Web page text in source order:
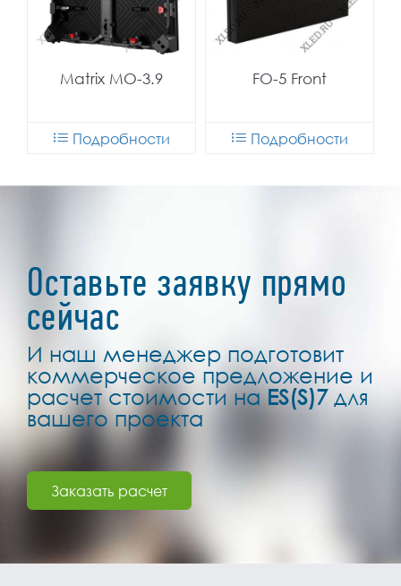
Matrix MO-3.9
Подробности
FO-5 Front
Подробности
Оставьте заявку прямо
сейчас
И наш менеджер подготовит
коммерческое предложение и
расчет стоимости наES(S)7для
вашего проекта
Заказать расчет